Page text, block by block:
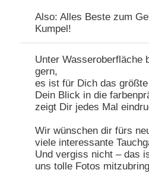
Also: Alles Beste zum
Kumpel!
Unter Wasseroberfläche
gern,
es ist für Dich das
Dein Blick in die
zeigt Dir jedes Mal
Wir wünschen dir fürs
viele interessante
Und vergiss nicht – das
uns tolle Fotos